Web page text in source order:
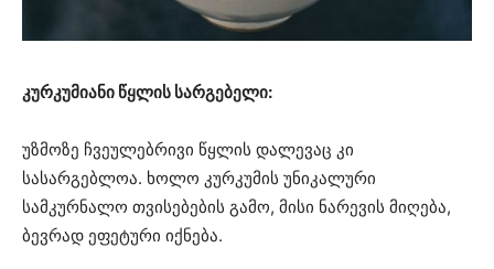
კურკუმიანი წყლის სარგებელი:
უზმოზე ჩვეულებრივი წყლის დალევაც კი
სასარგებლოა. ხოლო კურკუმის უნიკალური
სამკურნალო თვისებების გამო, მისი ნარევის მიღება,
ბევრად ეფეტური იქნება.